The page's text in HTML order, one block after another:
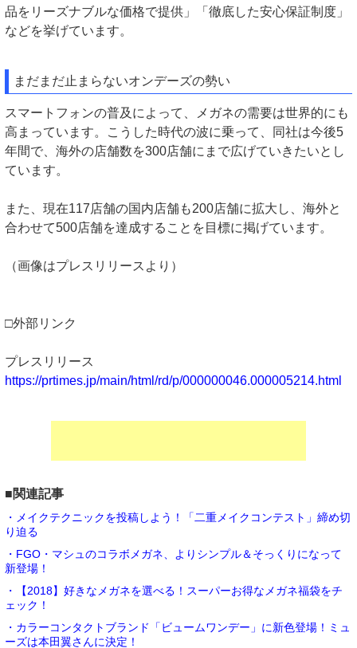
品をリーズナブルな価格で提供」「徹底した安心保証制度」
などを挙げています。
まだまだ止まらないオンデーズの勢い
スマートフォンの普及によって、メガネの需要は世界的にも
高まっています。こうした時代の波に乗って、同社は今後5
年間で、海外の店舗数を300店舗にまで広げていきたいとし
ています。
また、現在117店舗の国内店舗も200店舗に拡大し、海外と
合わせて500店舗を達成することを目標に掲げています。
（画像はプレスリリースより）
□外部リンク
プレスリリース
https://prtimes.jp/main/html/rd/p/000000046.000005214.html
■関連記事
・メイクテクニックを投稿しよう！「二重メイクコンテスト」締め切
り迫る
・FGO・マシュのコラボメガネ、よりシンプル＆そっくりになって
新登場！
・【2018】好きなメガネを選べる！スーパーお得なメガネ福袋をチ
ェック！
・カラーコンタクトブランド「ビュームワンデー」に新色登場！ミュ
ーズは本田翼さんに決定！